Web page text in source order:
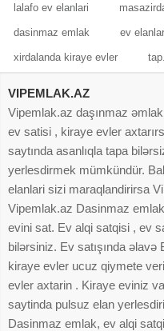
lalafo ev elanlari
dasinmaz emlak ev
xirdalanda kiraye evler
VIPEMLAK.AZ
Vipemlak.az daşınmaz əmlak
ev satisi , kiraye evler
saytında asanlıqla tapa
yerlesdirmek mümkündür.
elanlari sizi maraqlandirirsa
Vipemlak.az Dasinmaz
evini sat. Ev alqi satqisi , ev
bilərsiniz. Ev satışında
kiraye evler ucuz qiymete
evler axtarin . Kiraye eviniz
saytinda pulsuz elan
Dasinmaz emlak, ev alqi